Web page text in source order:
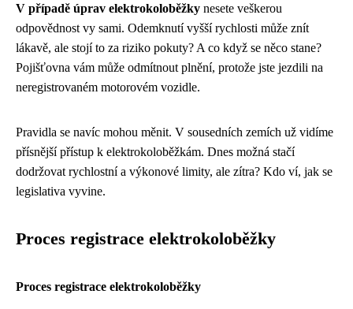
V případě úprav elektrokoloběžky nesete veškerou
odpovědnost vy sami. Odemknutí vyšší rychlosti může znít
lákavě, ale stojí to za riziko pokuty? A co když se něco stane?
Pojišťovna vám může odmítnout plnění, protože jste jezdili na
neregistrovaném motorovém vozidle.
Pravidla se navíc mohou měnit. V sousedních zemích už vidíme
přísnější přístup k elektrokoloběžkám. Dnes možná stačí
dodržovat rychlostní a výkonové limity, ale zítra? Kdo ví, jak se
legislativa vyvine.
Proces registrace elektrokoloběžky
Proces registrace elektrokoloběžky